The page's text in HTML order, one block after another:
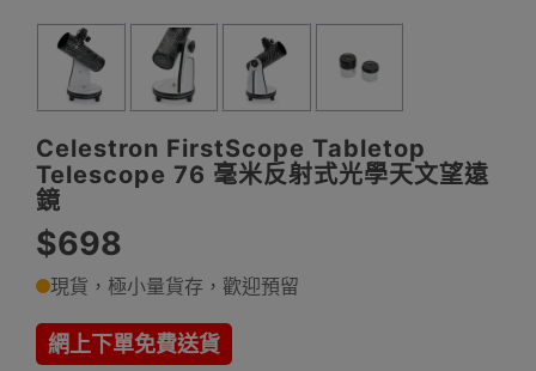
Celestron FirstScope Tabletop
Telescope 76 毫米反射式光學天文望遠
鏡
$698
現貨，極小量貨存，歡迎預留
網上下單免費送貨